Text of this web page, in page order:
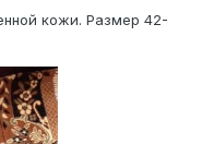
кожи. Размер 42-